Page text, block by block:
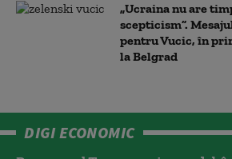
„Ucraina nu are
scepticism”.
pentru Vucic, în
la Belgrad
DIGI ECONOMIC